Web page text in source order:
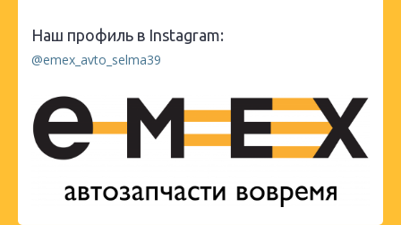
Наш профиль в Instagram:
@emex_avto_selma39